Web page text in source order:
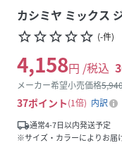
カシミヤ ミックス
star_borderstar_borderstar_borderstar_borderstar_border (-件)
4,158円 /税込
メーカー希望小売価格
37ポイント 1倍
内訳
local_shipping通常4-7日以内発送予定
※サイズ・カラーによりお届